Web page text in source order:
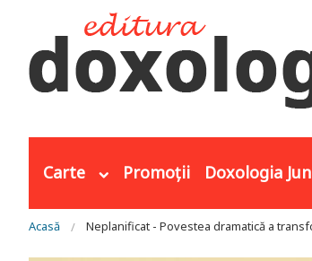
Carte Promoții Doxologia
Eşti aici
Acasă Neplanificat - Povestea dramatică a